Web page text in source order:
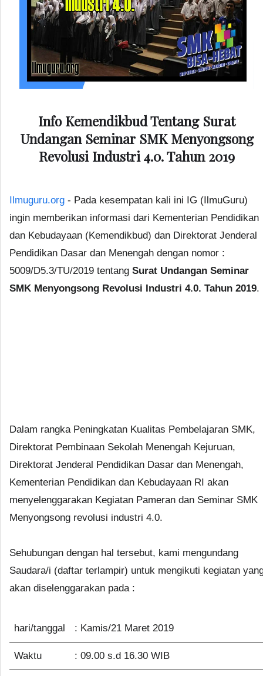
Info Kemendikbud Tentang Surat
Undangan Seminar SMK Menyongsong
Revolusi Industri 4.0. Tahun 2019
Ilmuguru.org - Pada kesempatan kali ini IG (IlmuGuru)
ingin memberikan informasi dari Kementerian Pendidikan
dan Kebudayaan (Kemendikbud) dan Direktorat Jenderal
Pendidikan Dasar dan Menengah dengan nomor :
5009/D5.3/TU/2019 tentang Surat Undangan Seminar
SMK Menyongsong Revolusi Industri 4.0. Tahun 2019.
Dalam rangka Peningkatan Kualitas Pembelajaran SMK,
Direktorat Pembinaan Sekolah Menengah Kejuruan,
Direktorat Jenderal Pendidikan Dasar dan Menengah,
Kementerian Pendidikan dan Kebudayaan RI akan
menyelenggarakan Kegiatan Pameran dan Seminar SMK
Menyongsong revolusi industri 4.0.
Sehubungan dengan hal tersebut, kami mengundang
Saudara/i (daftar terlampir) untuk mengikuti kegiatan
akan diselenggarakan pada :
hari/tanggal : Kamis/21 Maret 2019
Waktu : 09.00 s.d 16.30 WIB